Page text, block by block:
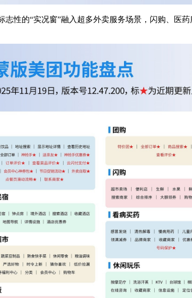
性的“实况窗”融入超多外卖服务场景，闪购、医